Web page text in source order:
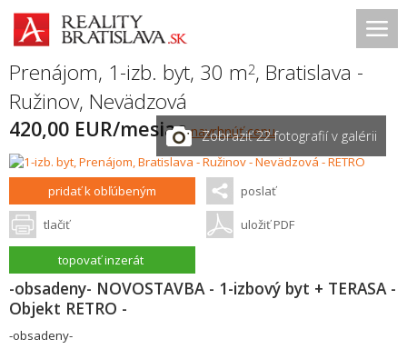
Prenájom, 1-izb. byt, 30 m2, Bratislava -
Ružinov, Nevädzová
420,00 EUR/mesiacnavrhnúť cenu
Zobraziť 22 fotografií v galérii
pridať k obľúbeným poslať
tlačiť uložiť PDF
topovať inzerát
-obsadeny- NOVOSTAVBA - 1-izbový byt + TERASA -
Objekt RETRO -
-obsadeny-